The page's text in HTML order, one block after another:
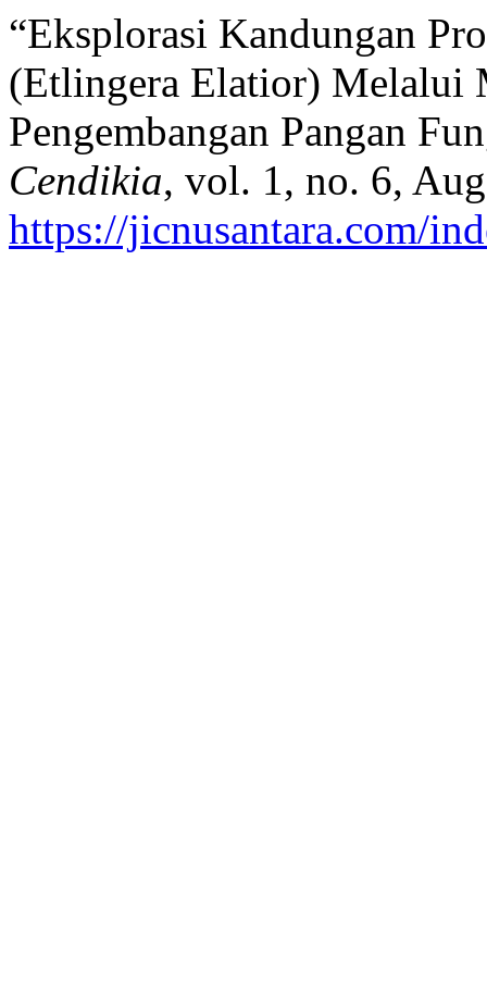
“Eksplorasi Kandungan
(Etlingera Elatior) Melalui
Pengembangan Pangan
Cendikia, vol. 1, no. 6,
https://jicnusantara.com/